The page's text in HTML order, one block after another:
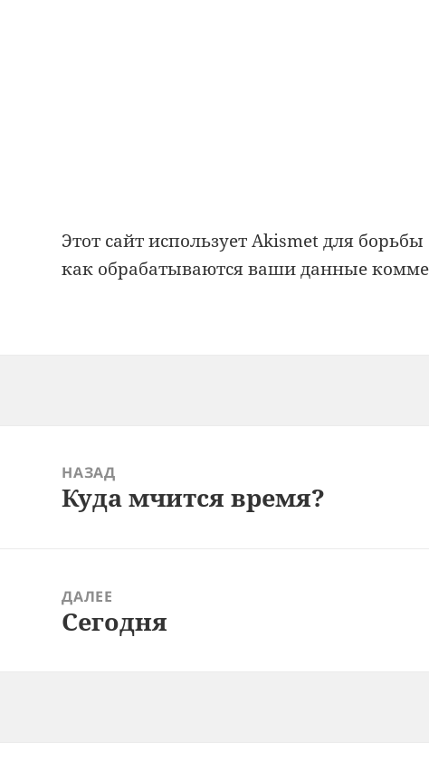
Этот сайт использует Akismet для
как обрабатываются ваши данные
записям
НАЗАД
Предыдущая
Куда мчится время?
ДАЛЕЕ
Следующая
Сегодня